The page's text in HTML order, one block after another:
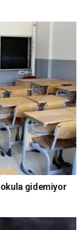
okula gidemiyor